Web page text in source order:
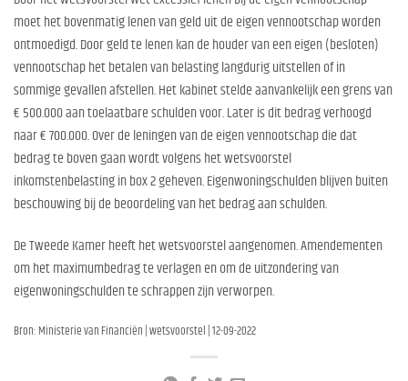
moet het bovenmatig lenen van geld uit de eigen vennootschap worden
ontmoedigd. Door geld te lenen kan de houder van een eigen (besloten)
vennootschap het betalen van belasting langdurig uitstellen of in
sommige gevallen afstellen. Het kabinet stelde aanvankelijk een grens van
€ 500.000 aan toelaatbare schulden voor. Later is dit bedrag verhoogd
naar € 700.000. Over de leningen van de eigen vennootschap die dat
bedrag te boven gaan wordt volgens het wetsvoorstel
inkomstenbelasting in box 2 geheven. Eigenwoningschulden blijven buiten
beschouwing bij de beoordeling van het bedrag aan schulden.
De Tweede Kamer heeft het wetsvoorstel aangenomen. Amendementen
om het maximumbedrag te verlagen en om de uitzondering van
eigenwoningschulden te schrappen zijn verworpen.
Bron: Ministerie van Financiën | wetsvoorstel | 12-09-2022